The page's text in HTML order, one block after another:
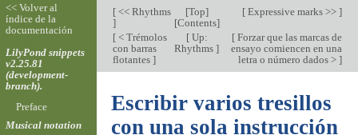
[<< Rhythms
]
[Top]
[Contents]
[Expressive marks >> ]
[< Trémolos
con barras
flotantes ]
[Up:
Rhythms]
[Forzar que las marcas de
ensayo comiencen en una
letra o número dados > ]
Escribir varios tresillos
con una sola instrucción
<< Volver al
índice de la
documentación
LilyPond snippets
v2.25.81
(development-
branch).
Preface
Musical notation